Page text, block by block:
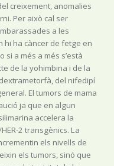
creixement, anomalies
Per això cal ser
a les
hi ha càncer de fetge en
si a més a més s’està
de la yohimbina i de la
del nifedipí
El tumors de mama
ja que en algun
accelera la
2 transgènics. La
els nivells de
els tumors, sinó que